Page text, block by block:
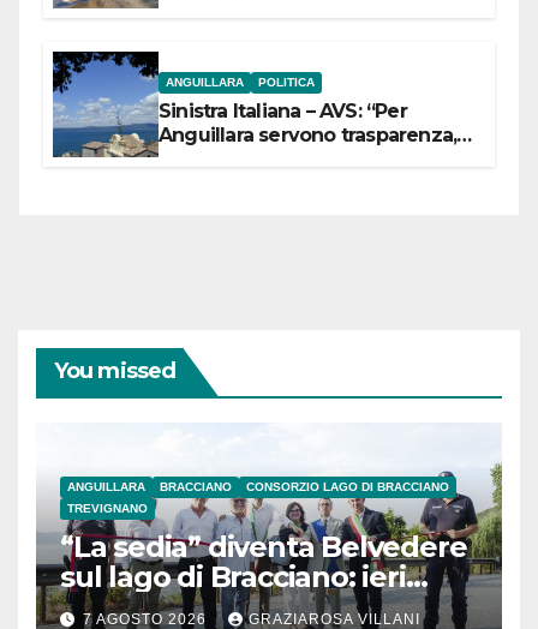
ANGUILLARA POLITICA
Sinistra Italiana – AVS: “Per
Anguillara servono trasparenza,
You missed
ANGUILLARA BRACCIANO
CONSORZIO LAGO DI BRACCIANO
TREVIGNANO
“La sedia” diventa Belvedere
sul lago di Bracciano: ieri
l’inaugurazione
7 AGOSTO 2026 GRAZIAROSA VILLANI